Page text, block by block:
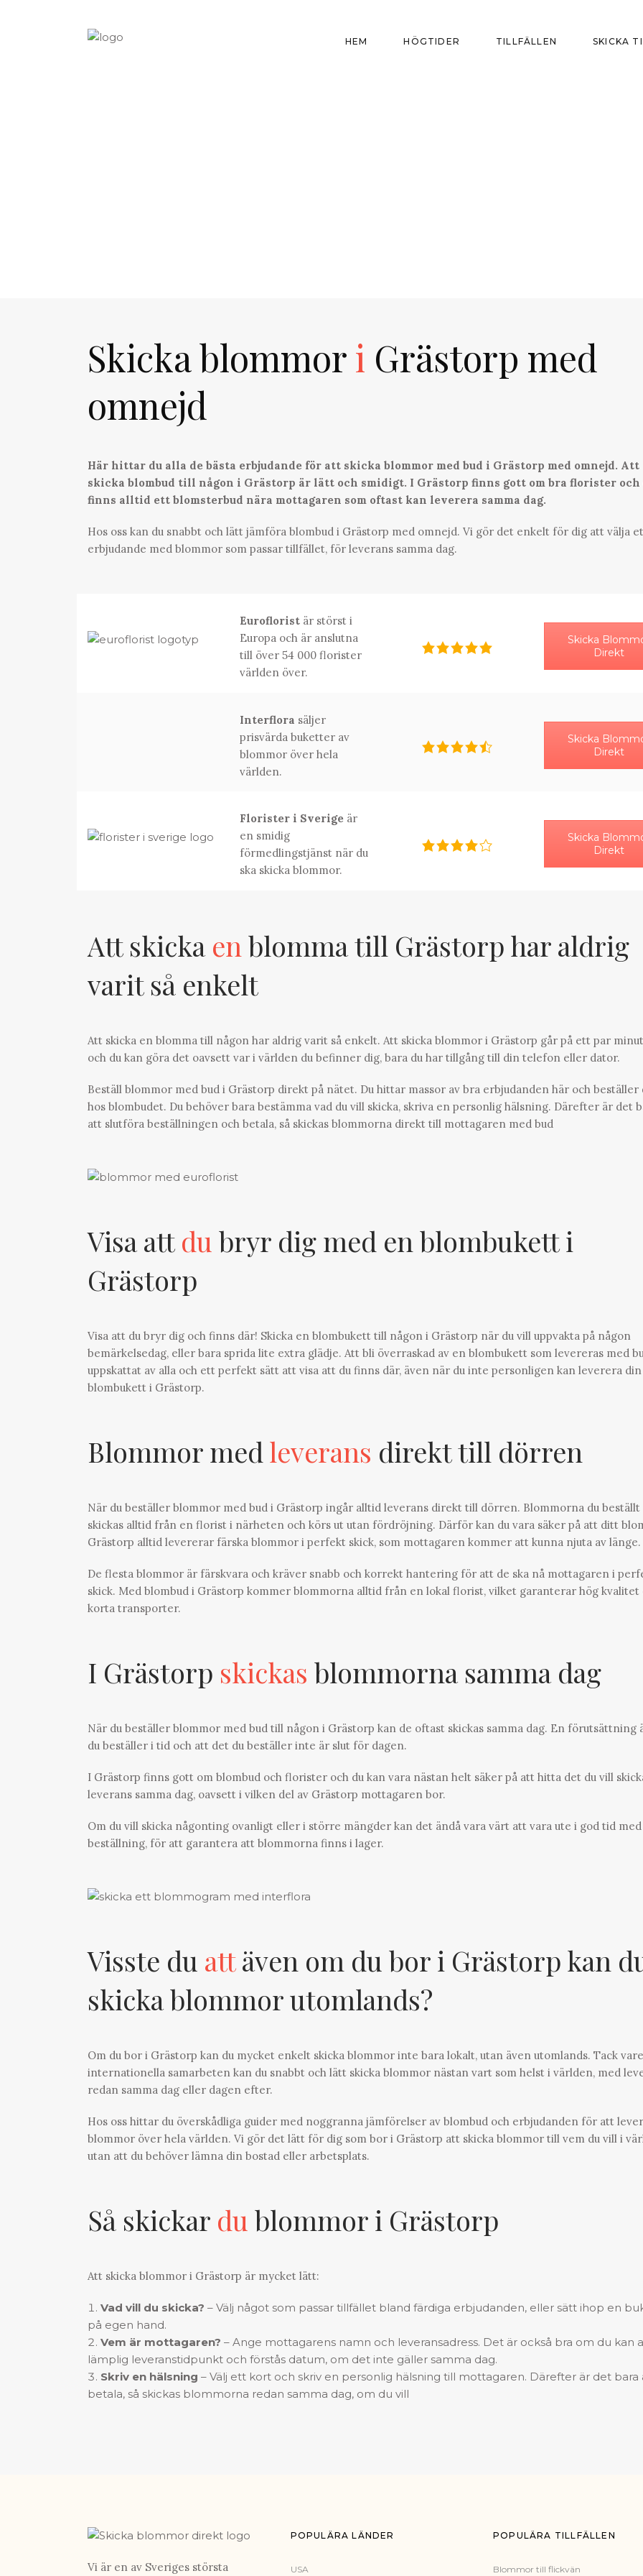
HEM HÖGTIDER TILLFÄLLEN SKICKA
Skicka blommori Grästorp med
omnejd
Här hittar du alla de bästa erbjudande för att skicka blommor med bud i Grästorp med omnejd. Att
skicka blombud till någon i Grästorp är lätt och smidigt. I Grästorp finns gott om bra florister och
finns alltid ett blomsterbud nära mottagaren som oftast kan leverera samma dag.
Hos oss kan du snabbt och lätt jämföra blombud i Grästorp med omnejd. Vi gör det enkelt för dig att välja
erbjudande med blommor som passar tillfället, för leverans samma dag.
Euroflorist är störst i
Europa och är anslutna
till över 54 000 florister
världen över.
Skicka
Direkt
Interflora säljer
prisvärda buketter av
blommor över hela
världen.
Skicka
Direkt
Florister i Sverige är
en smidig
förmedlingstjänst när du
ska skicka blommor.
Skicka
Direkt
Att skickaenblomma till Grästorp har aldrig
varit så enkelt
Att skicka en blomma till någon har aldrig varit så enkelt. Att skicka blommor i Grästorp går på ett par
och du kan göra det oavsett var i världen du befinner dig, bara du har tillgång till din telefon eller dator.
Beställ blommor med bud i Grästorp direkt på nätet. Du hittar massor av bra erbjudanden här och
hos blombudet. Du behöver bara bestämma vad du vill skicka, skriva en personlig hälsning. Därefter är det
att slutföra beställningen och betala, så skickas blommorna direkt till mottagaren med bud
Visa attdubryr dig med en blombukett i
Grästorp
Visa att du bryr dig och finns där! Skicka en blombukett till någon i Grästorp när du vill uppvakta på någon
bemärkelsedag, eller bara sprida lite extra glädje. Att bli överraskad av en blombukett som levereras med
uppskattat av alla och ett perfekt sätt att visa att du finns där, även när du inte personligen kan leverera din
blombukett i Grästorp.
Blommor medleverans direkt till dörren
När du beställer blommor med bud i Grästorp ingår alltid leverans direkt till dörren. Blommorna du beställt
skickas alltid från en florist i närheten och körs ut utan fördröjning. Därför kan du vara säker på att ditt
Grästorp alltid levererar färska blommor i perfekt skick, som mottagaren kommer att kunna njuta av länge.
De flesta blommor är färskvara och kräver snabb och korrekt hantering för att de ska nå mottagaren i
skick. Med blombud i Grästorp kommer blommorna alltid från en lokal florist, vilket garanterar hög kvalitet
korta transporter.
I Grästorp skickas blommorna samma dag
När du beställer blommor med bud till någon i Grästorp kan de oftast skickas samma dag. En förutsättning
du beställer i tid och att det du beställer inte är slut för dagen.
I Grästorp finns gott om blombud och florister och du kan vara nästan helt säker på att hitta det du vill
leverans samma dag, oavsett i vilken del av Grästorp mottagaren bor.
Om du vill skicka någonting ovanligt eller i större mängder kan det ändå vara värt att vara ute i god tid
beställning, för att garantera att blommorna finns i lager.
Visste du attäven om du bor i Grästorp kan
skicka blommor utomlands?
Om du bor i Grästorp kan du mycket enkelt skicka blommor inte bara lokalt, utan även utomlands. Tack vare
internationella samarbeten kan du snabbt och lätt skicka blommor nästan vart som helst i världen, med
redan samma dag eller dagen efter.
Hos oss hittar du överskådliga guider med noggranna jämförelser av blombud och erbjudanden för att
blommor över hela världen. Vi gör det lätt för dig som bor i Grästorp att skicka blommor till vem du vill i
utan att du behöver lämna din bostad eller arbetsplats.
Så skickar dublommor i Grästorp
Att skicka blommor i Grästorp är mycket lätt:
Vad vill du skicka? – Välj något som passar tillfället bland färdiga erbjudanden, eller sätt ihop en
på egen hand.
Vem är mottagaren? – Ange mottagarens namn och leveransadress. Det är också bra om du kan
lämplig leveranstidpunkt och förstås datum, om det inte gäller samma dag.
Skriv en hälsning – Välj ett kort och skriv en personlig hälsning till mottagaren. Därefter är det bara
betala, så skickas blommorna redan samma dag, om du vill
Vi är en av Sveriges största
POPULÄRA LÄNDER
USA
POPULÄRA TILLFÄLLEN
Blommor till flickvän